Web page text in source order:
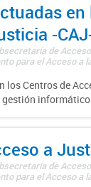
en
-
de
para el Acceso a
los Centros de
informático.
a
de
para el Acceso a